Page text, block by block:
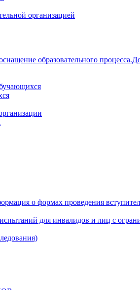
организацией
образовательного
о формах проведения
для инвалидов и лиц с